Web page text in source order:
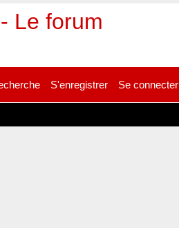
Le forum
S'enregistrer Se connecter